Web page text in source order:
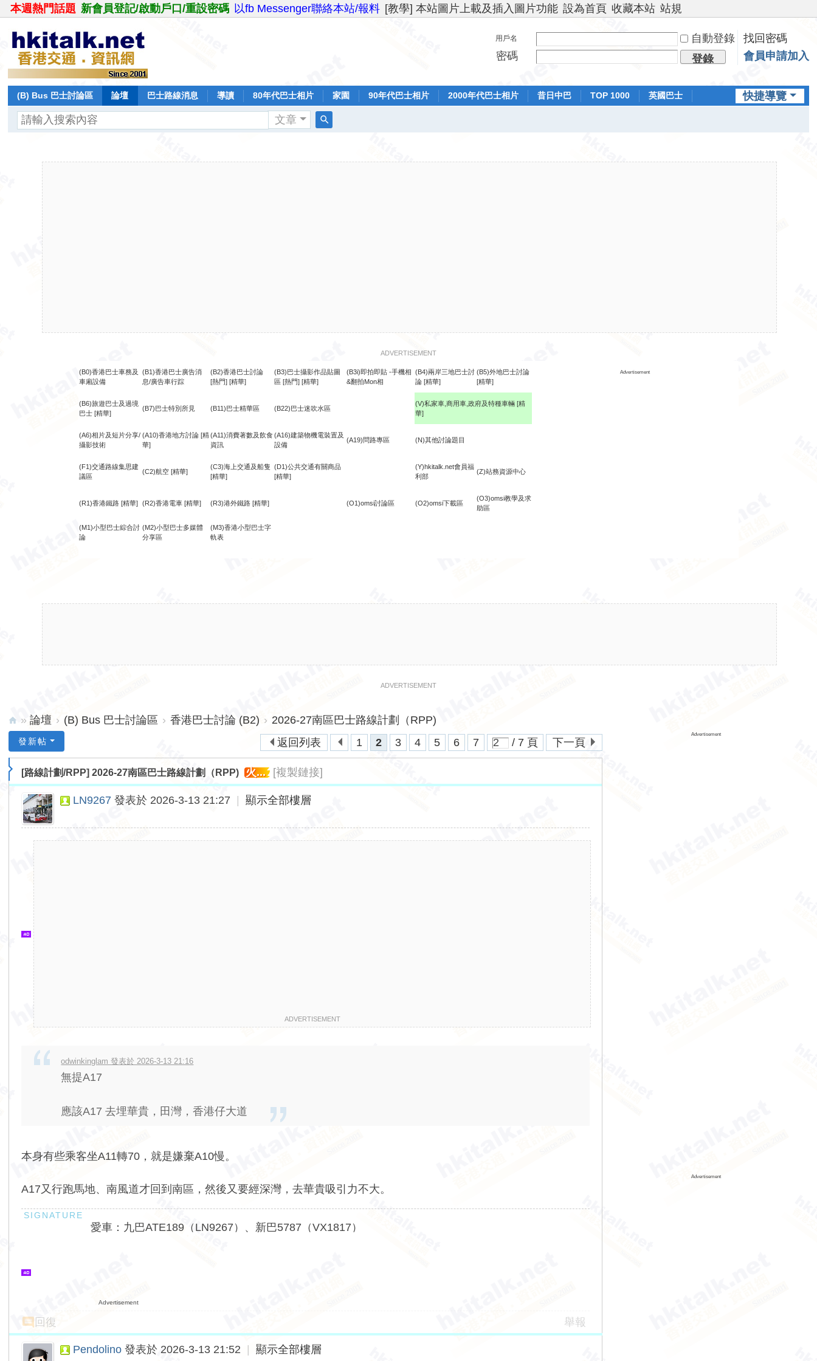
本週熱門話題 新會員登記/啟動戶口/重設密碼 以fb Messenger聯絡本站/報料 [教學] 本站圖片上載及插入圖片功能 設為首頁 收藏本站 站規
用戶名 自動登錄
找回密碼
密碼
登錄 會員申請加入
快捷導覽
(B) Bus 巴士討論區 論壇 巴士路線消息 導讀 80年代巴士相片 家園 90年代巴士相片 2000年代巴士相片 昔日中巴 TOP 1000
英國巴士
文章
ADVERTISEMENT
(B0)香港巴士車務及
車廂設備
(B1)香港巴士廣告消
息/廣告車行踪
(B2)香港巴士討論
[熱門] [精華]
(B3)巴士攝影作品貼圖
區 [熱門] [精華]
(B3i)即拍即貼 -手機相
&翻拍Mon相
(B4)兩岸三地巴士討
論 [精華]
(B5)外地巴士討論
[精華]
Advertisement
(B6)旅遊巴士及過境
巴士 [精華]
(B7)巴士特別所見 (B11)巴士精華區 (B22)巴士迷吹水區
(V)私家車,商用車,政府及特種車輛 [精
華]
(A6)相片及短片分享/
攝影技術
(A10)香港地方討論 [精
華]
(A11)消費著數及飲食
資訊
(A16)建築物機電裝置及
設備
(A19)問路專區 (N)其他討論題目
(F1)交通路線集思建
議區
(C2)航空 [精華]
(C3)海上交通及船隻
[精華]
(D1)公共交通有關商品
[精華]
(Y)hkitalk.net會員福
利部
(Z)站務資源中心
(R1)香港鐵路 [精華] (R2)香港電車 [精華] (R3)港外鐵路 [精華] (O1)omsi討論區 (O2)omsi下載區
(O3)omsi教學及求
助區
(M1)小型巴士綜合討
論
(M2)小型巴士多媒體
分享區
(M3)香港小型巴士字
軌表
ADVERTISEMENT
lk.
» 論壇 › (B) Bus 巴士討論區 › 香港巴士討論 (B2) › 2026-27南區巴士路線計劃（RPP)
1
2 3 4 5 6 7 / 7 頁 下一頁
返回列表
發新帖
[路線計劃/RPP]2026-27南區巴士路線計劃（RPP) 火... [複製鏈接]
LN9267 發表於 2026-3-13 21:27 顯示全部樓層
ADVERTISEMENT
odwinkinglam 發表於 2026-3-13 21:16
無提A17
應該A17 去埋華貴，田灣，香港仔大道
本身有些乘客坐A11轉70，就是嫌棄A10慢。
A17又行跑馬地、南風道才回到南區，然後又要經深灣，去華貴吸引力不大。
愛車：九巴ATE189（LN9267）、新巴5787（VX1817）
Advertisement
回復 舉報
Pendolino 發表於 2026-3-13 21:52 顯示全部樓層
Advertisement
Advertisement